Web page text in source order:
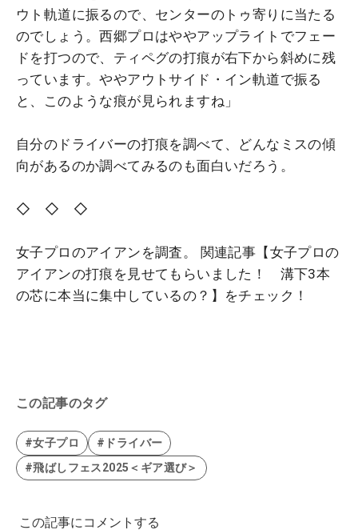
ウト軌道に振るので、センターのトゥ寄りに当たる
のでしょう。西郷プロはややアップライトでフェー
ドを打つので、ティペグの打痕が右下から斜めに残
っています。ややアウトサイド・イン軌道で振る
と、このような痕が見られますね」
自分のドライバーの打痕を調べて、どんなミスの傾
向があるのか調べてみるのも面白いだろう。
◇ ◇ ◇
女子プロのアイアンを調査。 関連記事【女子プロの
アイアンの打痕を見せてもらいました！ 溝下3本
の芯に本当に集中しているの？】をチェック！
この記事のタグ
#女子プロ
#ドライバー
#飛ばしフェス2025＜ギア選び＞